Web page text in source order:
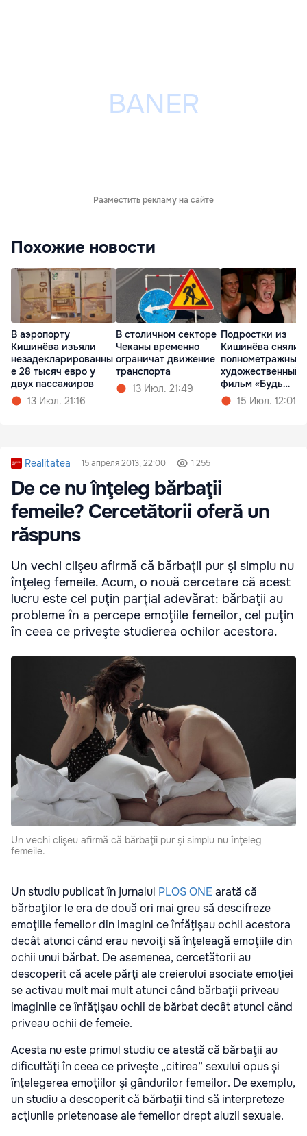
Разместить рекламу на сайте
Похожие новости
В аэропорту
Кишинёва изъяли
незадекларированны
е 28 тысяч евро у
двух пассажиров
13 Июл. 21:16
В столичном секторе
Чеканы временно
ограничат движение
транспорта
13 Июл. 21:49
Подростки из
Кишинёва сняли
полнометражный
художественный
фильм «Будь
Золотым»
15 Июл. 12:01
Realitatea 15 апреля 2013, 22:00 1 255
De ce nu înţeleg bărbaţii
femeile? Cercetătorii oferă un
răspuns
Un vechi clişeu afirmă că bărbaţii pur şi simplu nu
înţeleg femeile. Acum, o nouă cercetare că acest
lucru este cel puţin parţial adevărat: bărbaţii au
probleme în a percepe emoţiile femeilor, cel puţin
în ceea ce priveşte studierea ochilor acestora.
Un vechi clişeu afirmă că bărbaţii pur şi simplu nu înţeleg
femeile.
Un studiu publicat în jurnalul PLOS ONE arată că
bărbaţilor le era de două ori mai greu să descifreze
emoţiile femeilor din imagini ce înfăţişau ochii acestora
decât atunci când erau nevoiţi să înţeleagă emoţiile din
ochii unui bărbat. De asemenea, cercetătorii au
descoperit că acele părţi ale creierului asociate emoţiei
se activau mult mai mult atunci când bărbaţii priveau
imaginile ce înfăţişau ochii de bărbat decât atunci când
priveau ochii de femeie.
Acesta nu este primul studiu ce atestă că bărbaţii au
dificultăţi în ceea ce priveşte „citirea” sexului opus şi
înţelegerea emoţiilor şi gândurilor femeilor. De exemplu,
un studiu a descoperit că bărbaţii tind să interpreteze
acţiunile prietenoase ale femeilor drept aluzii sexuale.